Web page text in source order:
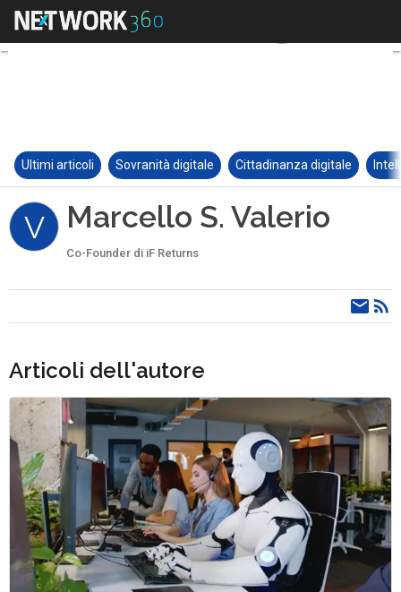
Ultimi articoli Sovranità digitale Cittadinanza digitale
V Marcello S. Valerio
Co-Founder di iF Returns
Articoli dell'autore